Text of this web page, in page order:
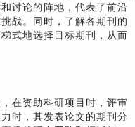
讨论的阵地，代表了前沿
战。同时，了解各期刊的
式地选择目标期刊，从而
在资助科研项目时，评审
时，其发表论文的期刊分